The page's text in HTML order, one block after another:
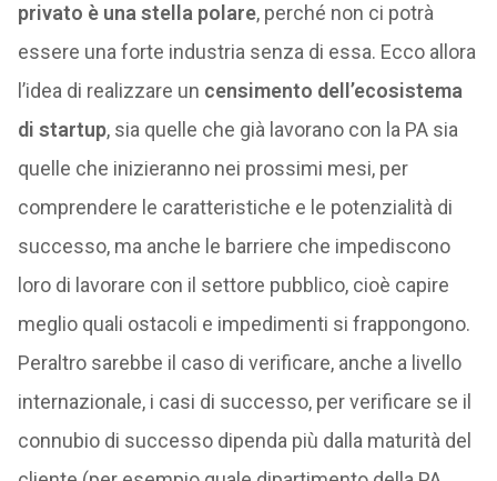
privato è una stella polare, perché non ci potrà
essere una forte industria senza di essa. Ecco allora
l’idea di realizzare un censimento dell’ecosistema
di startup, sia quelle che già lavorano con la PA sia
quelle che inizieranno nei prossimi mesi, per
comprendere le caratteristiche e le potenzialità di
successo, ma anche le barriere che impediscono
loro di lavorare con il settore pubblico, cioè capire
meglio quali ostacoli e impedimenti si frappongono.
Peraltro sarebbe il caso di verificare, anche a livello
internazionale, i casi di successo, per verificare se il
connubio di successo dipenda più dalla maturità del